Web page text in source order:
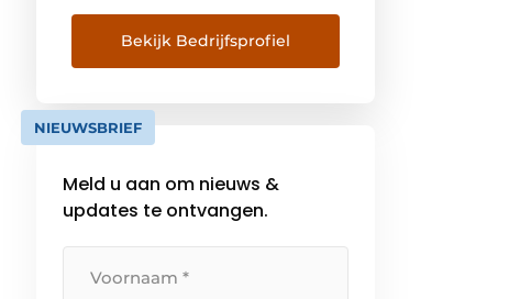
agentschappen Gent (Evergem)
en Namen (Suarlée). SOMTP
heeft meer dan 50 jaar ervaring
van het performante Liebherr
merk.
Bekijk Bedrijfsprofiel
NIEUWSBRIEF
Meld u aan om nieuws &
updates te ontvangen.